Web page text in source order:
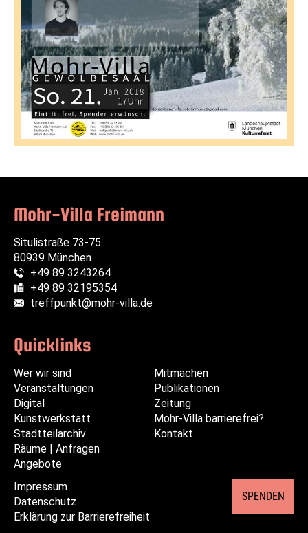
Mohr-Villa Freimann
Situlistraße 73-75
80939 München
Telefon:
+49 89 3243264
Fax:
+49 89 32195354
E-Mail:
treffpunkt@mohr-villa.de
Quicklinks
überspringen
Wer wir sind
Veranstaltungen
Digital
Kunstwerkstatt
Stadtteilarchiv
Räume | Anfragen
Angebote
überspringen
Mitmachen
Publikationen
Zeitung
Mohr-Villa barrierefrei?
Kontakt
Impressum
Datenschutz
Erklärung zur Barrierefreiheit
SPENDEN